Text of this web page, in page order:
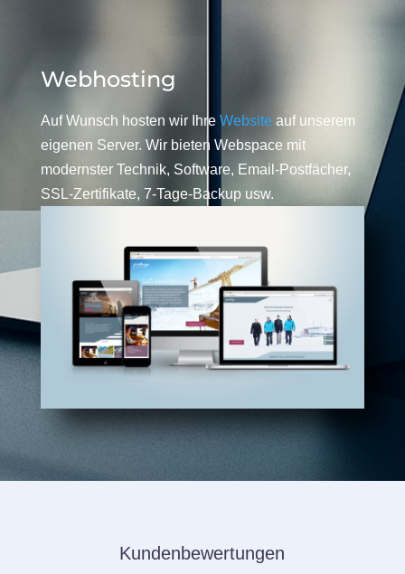
Webhosting
Auf Wunsch hosten wir Ihre Website auf unserem
eigenen Server. Wir bieten Webspace mit
modernster Technik, Software, Email-Postfächer,
SSL-Zertifikate, 7-Tage-Backup usw.
Kundenbewertungen